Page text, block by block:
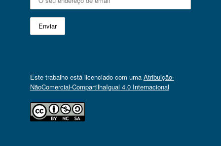
Este trabalho está licenciado com uma Atribuição-
NãoComercial-CompartilhaIgual 4.0 Internacional